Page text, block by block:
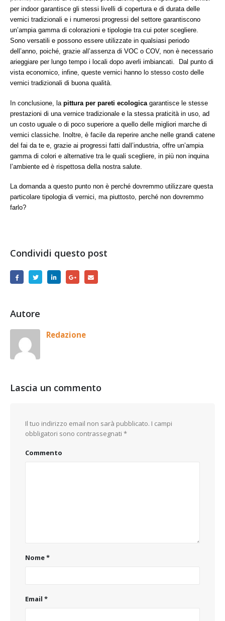
per indoor garantisce gli stessi livelli di copertura e di durata delle
vernici tradizionali e i numerosi progressi del settore garantiscono
un’ampia gamma di colorazioni e tipologie tra cui poter scegliere.
Sono versatili e possono essere utilizzate in qualsiasi periodo
dell’anno, poiché, grazie all’assenza di VOC o COV, non è necessario
arieggiare per lungo tempo i locali dopo averli imbiancati. Dal punto di
vista economico, infine, queste vernici hanno lo stesso costo delle
vernici tradizionali di buona qualità.
In conclusione, la pittura per pareti ecologica garantisce le stesse
prestazioni di una vernice tradizionale e la stessa praticità in uso, ad
un costo uguale o di poco superiore a quello delle migliori marche di
vernici classiche. Inoltre, è facile da reperire anche nelle grandi catene
del fai da te e, grazie ai progressi fatti dall’industria, offre un’ampia
gamma di colori e alternative tra le quali scegliere, in più non inquina
l’ambiente ed è rispettosa della nostra salute.
La domanda a questo punto non è perché dovremmo utilizzare questa
particolare tipologia di vernici, ma piuttosto, perché non dovremmo
farlo?
Condividi questo post
Autore
Redazione
Lascia un commento
Il tuo indirizzo email non sarà pubblicato. I campi
obbligatori sono contrassegnati *
Commento
Nome*
Email *